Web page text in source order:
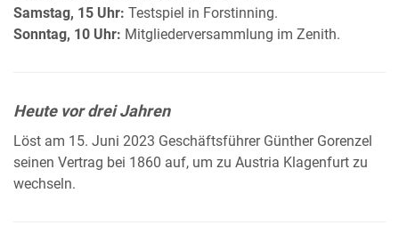
Samstag, 15 Uhr: Testspiel in Forstinning.
Sonntag, 10 Uhr: Mitgliederversammlung im Zenith.
Heute vor drei Jahren
Löst am 15. Juni 2023 Geschäftsführer Günther Gorenzel
seinen Vertrag bei 1860 auf, um zu Austria Klagenfurt zu
wechseln.